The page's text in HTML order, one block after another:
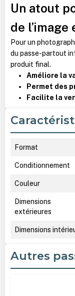
Un atout
de l’image
Pour un
du passe-partout
produit final.
Améliore la
Permet des
Facilite la
Format
Conditionnement
Couleur
Dimensions
extérieures
Dimensions
Autres